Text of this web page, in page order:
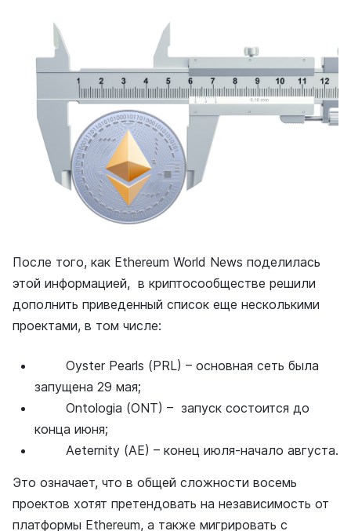
После того, как Ethereum World News поделилась
этой информацией, в криптосообществе решили
дополнить приведенный список еще несколькими
проектами, в том числе:
Oyster Pearls (PRL) – основная сеть была
запущена 29 мая;
Ontologia (ONT) – запуск состоится до
конца июня;
Aeternity (AE) – конец июля-начало августа.
Это означает, что в общей сложности восемь
проектов хотят претендовать на независимость от
платформы Ethereum, а также мигрировать с